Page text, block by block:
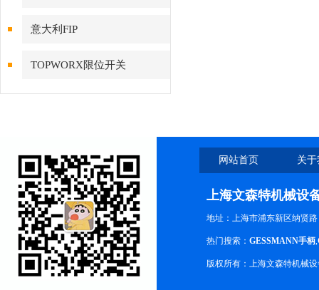
意大利FIP
TOPWORX限位开关
网站首页 关
上海文森特机械设
地址：上海市浦东新区纳贤路
热门搜索： GESSMANN手柄,
版权所有：上海文森特机械